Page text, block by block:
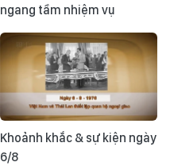
ngang tầm nhiệm vụ
Khoảnh khắc & sự kiện ngày
6/8